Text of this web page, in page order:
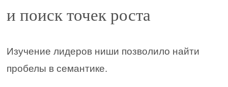
и поиск точек роста
Изучение лидеров ниши позволило найти
пробелы в семантике.